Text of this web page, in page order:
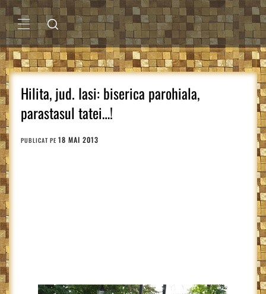
Sari
la
conținutMENIU
PRINCIPAL
Hilita, jud. Iasi: biserica parohiala,
parastasul tatei…!
PUBLICAT PE 18 MAI 2013